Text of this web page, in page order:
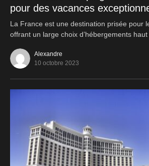
pour des vacances
La France est une destination prisée pour
offrant un large choix d’hébergements haut
Alexandre
10 octobre 2023